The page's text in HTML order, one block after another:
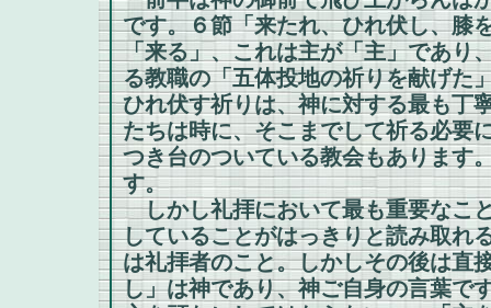
です。６節「来たれ、ひれ伏し、膝
「来る」、これは主が「主」であり
る教職の「五体投地の祈りを献げた
ひれ伏す祈りは、神に対する最も丁
たちは時に、そこまでして祈る必要
つき台のついている教会もあります
す。
しかし礼拝において最も重要なこ
していることがはっきりと読み取れ
は礼拝者のこと。しかしその後は直
し」は神であり、神ご自身の言葉で